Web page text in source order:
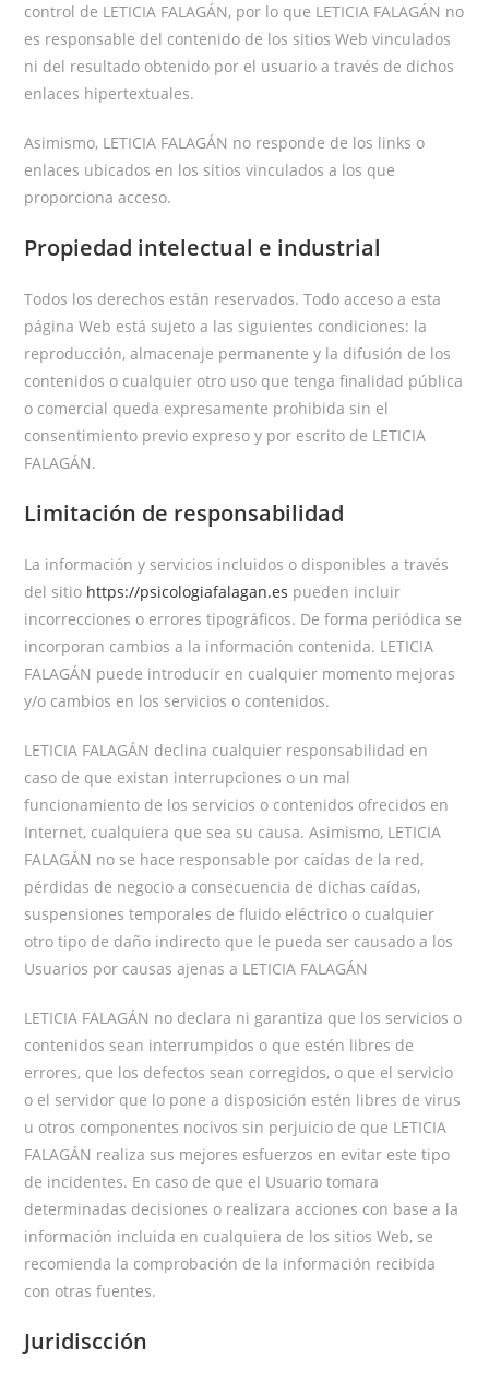
control de LETICIA FALAGÁN, por lo que LETICIA FALAGÁN no
es responsable del contenido de los sitios Web vinculados
ni del resultado obtenido por el usuario a través de dichos
enlaces hipertextuales.
Asimismo, LETICIA FALAGÁN no responde de los links o
enlaces ubicados en los sitios vinculados a los que
proporciona acceso.
Propiedad intelectual e industrial
Todos los derechos están reservados. Todo acceso a esta
página Web está sujeto a las siguientes condiciones: la
reproducción, almacenaje permanente y la difusión de los
contenidos o cualquier otro uso que tenga finalidad pública
o comercial queda expresamente prohibida sin el
consentimiento previo expreso y por escrito de LETICIA
FALAGÁN.
Limitación de responsabilidad
La información y servicios incluidos o disponibles a través
del sitio https://psicologiafalagan.es pueden incluir
incorrecciones o errores tipográficos. De forma periódica se
incorporan cambios a la información contenida. LETICIA
FALAGÁN puede introducir en cualquier momento mejoras
y/o cambios en los servicios o contenidos.
LETICIA FALAGÁN declina cualquier responsabilidad en
caso de que existan interrupciones o un mal
funcionamiento de los servicios o contenidos ofrecidos en
Internet, cualquiera que sea su causa. Asimismo, LETICIA
FALAGÁN no se hace responsable por caídas de la red,
pérdidas de negocio a consecuencia de dichas caídas,
suspensiones temporales de fluido eléctrico o cualquier
otro tipo de daño indirecto que le pueda ser causado a los
Usuarios por causas ajenas a LETICIA FALAGÁN
LETICIA FALAGÁN no declara ni garantiza que los servicios o
contenidos sean interrumpidos o que estén libres de
errores, que los defectos sean corregidos, o que el servicio
o el servidor que lo pone a disposición estén libres de virus
u otros componentes nocivos sin perjuicio de que LETICIA
FALAGÁN realiza sus mejores esfuerzos en evitar este tipo
de incidentes. En caso de que el Usuario tomara
determinadas decisiones o realizara acciones con base a la
información incluida en cualquiera de los sitios Web, se
recomienda la comprobación de la información recibida
con otras fuentes.
Juridiscción